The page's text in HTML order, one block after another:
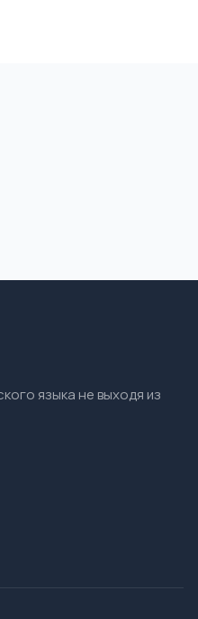
языка не выходя из